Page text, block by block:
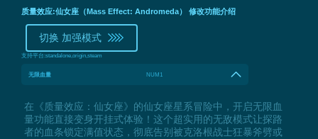
质量效应:仙女座（Mass Effect: Andromeda） 修改功能介绍
切换 加强模式
支持平台:standalone,origin,steam
无限血量 NUM1
在《质量效应：仙女座》的仙女座星系冒险中，开启无限血
量功能直接变身开挂式体验！这个超实用的无敌模式让探路
者的血条锁定满值状态，彻底告别被克洛根战士狂暴斧劈或